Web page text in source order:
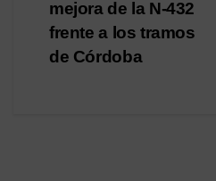
entradas
mejora de la N-432
frente a los tramos
de Córdoba